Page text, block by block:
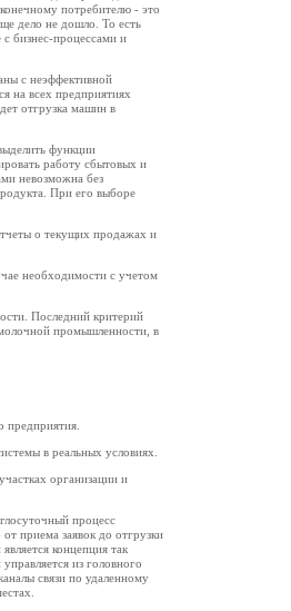
потребителю ‑ это
дело не дошло. То есть
с бизнес-процессами и
с неэффективной
на всех предприятиях
отгрузка машин в
функции
работу сбытовых и
невозможна без
При его выборе
о текущих продажах и
необходимости с учетом
Последний критерий
промышленности, в
предприятия.
в реальных условиях.
организации и
процесс
приема заявок до отгрузки
концепция так
из головного
связи по удаленному